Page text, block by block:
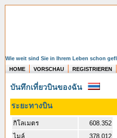
Wie weit sind Sie in Ihrem Leben schon
HOME
VORSCHAU REGISTRIEREN
บันทึกเที่ยวบินของฉัน
ระยะทางบิน
กิโลเมตร
608.352
ไมล์
378.012